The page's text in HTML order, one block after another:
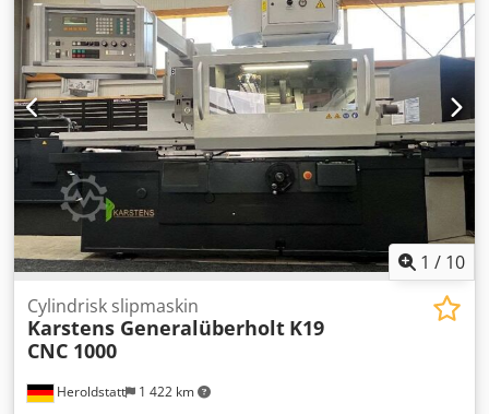
1 / 10
Heroldstatt 1 422 km
Cylindrisk slipmaskin
Karstens Generalüberholt K19
CNC 1000